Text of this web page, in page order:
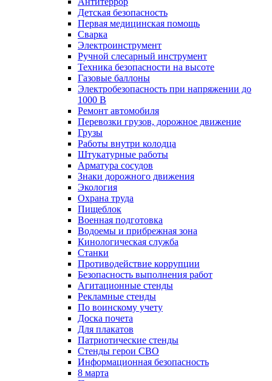
Детская безопасность
Первая медицинская помощь
Сварка
Электроинструмент
Ручной слесарный инструмент
Техника безопасности на высоте
Газовые баллоны
Электробезопасность при напряжении до
1000 В
Ремонт автомобиля
Перевозки грузов, дорожное движение
Грузы
Работы внутри колодца
Штукатурные работы
Арматура сосудов
Знаки дорожного движения
Экология
Охрана труда
Пищеблок
Военная подготовка
Водоемы и прибрежная зона
Кинологическая служба
Станки
Противодействие коррупции
Безопасность выполнения работ
Агитационные стенды
Рекламные стенды
По воинскому учету
Доска почета
Для плакатов
Патриотические стенды
Стенды герои СВО
Информационная безопасность
8 марта